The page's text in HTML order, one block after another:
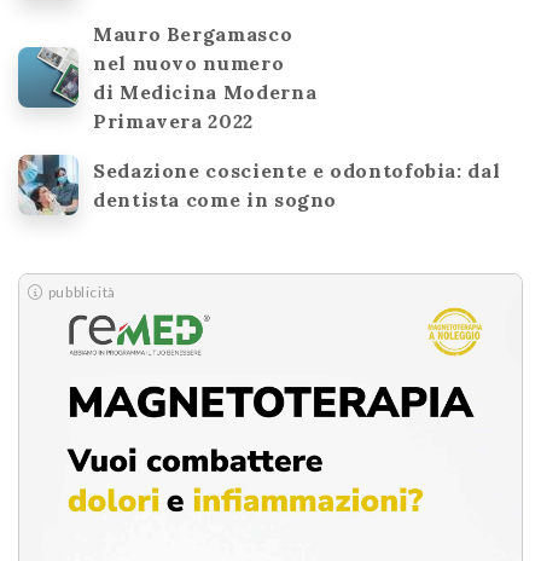
Mauro Bergamasco
nel nuovo numero
di Medicina Moderna
Primavera 2022
Sedazione cosciente e odontofobia: dal
dentista come in sogno
pubblicità